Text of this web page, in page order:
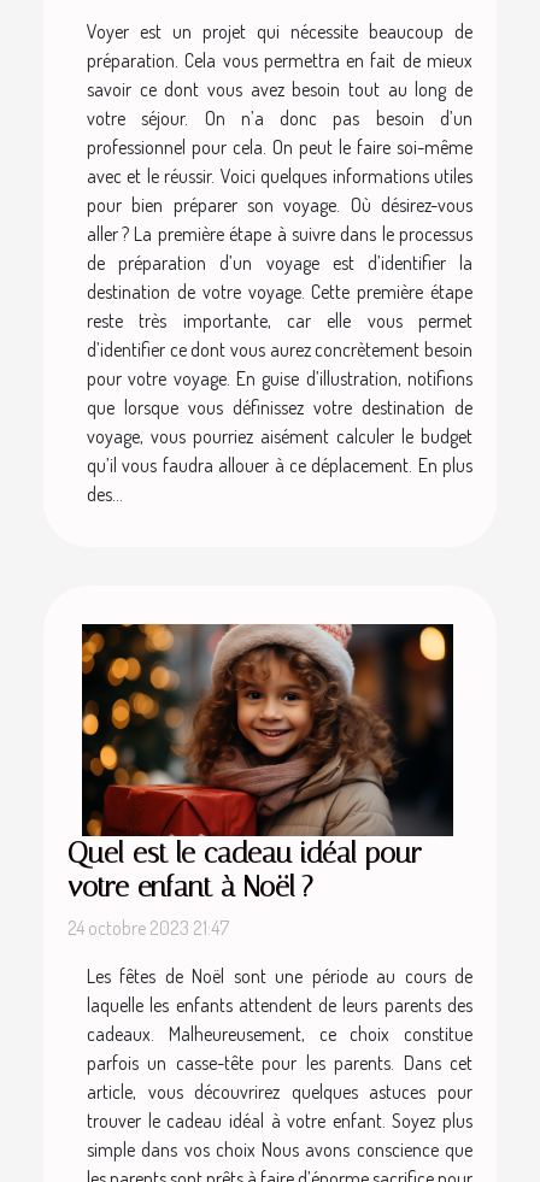
Voyer est un projet qui nécessite beaucoup de
préparation. Cela vous permettra en fait de mieux
savoir ce dont vous avez besoin tout au long de
votre séjour. On n’a donc pas besoin d’un
professionnel pour cela. On peut le faire soi-même
avec et le réussir. Voici quelques informations utiles
pour bien préparer son voyage. Où désirez-vous
aller ? La première étape à suivre dans le processus
de préparation d’un voyage est d’identifier la
destination de votre voyage. Cette première étape
reste très importante, car elle vous permet
d’identifier ce dont vous aurez concrètement besoin
pour votre voyage. En guise d’illustration, notifions
que lorsque vous définissez votre destination de
voyage, vous pourriez aisément calculer le budget
qu’il vous faudra allouer à ce déplacement. En plus
des...
Quel est le cadeau idéal pour
votre enfant à Noël ?
24 octobre 2023 21:47
Les fêtes de Noël sont une période au cours de
laquelle les enfants attendent de leurs parents des
cadeaux. Malheureusement, ce choix constitue
parfois un casse-tête pour les parents. Dans cet
article, vous découvrirez quelques astuces pour
trouver le cadeau idéal à votre enfant. Soyez plus
simple dans vos choix Nous avons conscience que